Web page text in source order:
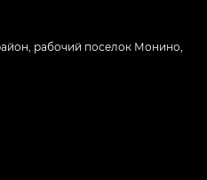
рабочий поселок Монино,